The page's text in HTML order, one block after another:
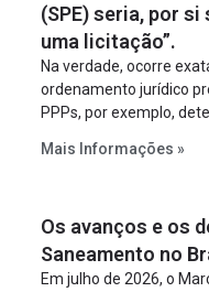
(SPE) seria, por
uma licitação”.
Na verdade, ocorre
ordenamento jurídico
PPPs, por exemplo,
empreendimento. Ou
projeto a projeto.
Mais Informações »
Os avanços e os
Saneamento no
Em julho de 2026, o